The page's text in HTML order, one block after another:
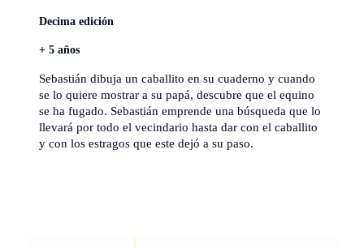
Decima edición
+ 5 años
Sebastián dibuja un caballito en su cuaderno y cuando
se lo quiere mostrar a su papá, descubre que el equino
se ha fugado. Sebastián emprende una búsqueda que lo
llevará por todo el vecindario hasta dar con el caballito
y con los estragos que este dejó a su paso.